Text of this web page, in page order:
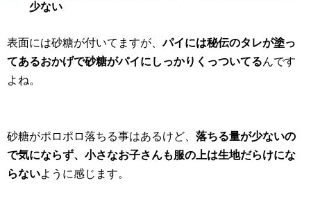
少ない
表面には砂糖が付いてますが、パイには秘伝のタレが塗っ
てあるおかげで砂糖がパイにしっかりくっついてるんです
よね。
砂糖がポロポロ落ちる事はあるけど、 落ちる量が少ないの
で気にならず、小さなお子さんも服の上は生地だらけにな
らないように感じます。